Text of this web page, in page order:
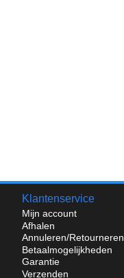
Klantenservice
Mijn account
Afhalen
Annuleren/Retourneren
Betaalmogelijkheden
Garantie
Verzenden